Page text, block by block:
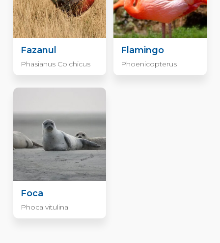
Fazanul
Phasianus Colchicus
Flamingo
Phoenicopterus
Foca
Phoca vitulina